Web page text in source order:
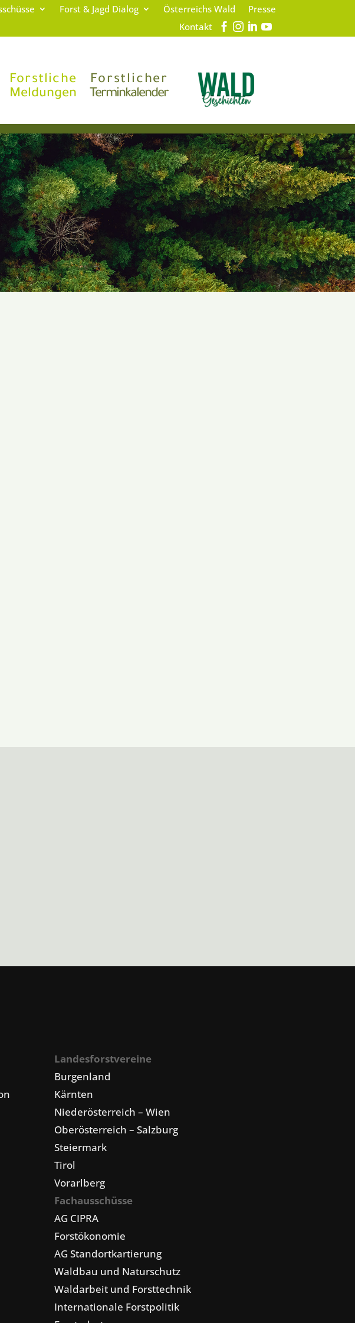
Forst & Jagd Dialog Österreichs Wald
Presse
Kontakt
Forstliche
Meldungen
Forstlicher
Terminkalender
Landesforstvereine
Burgenland
Kärnten
Niederösterreich – Wien
Oberösterreich – Salzburg
Steiermark
Tirol
Vorarlberg
Fachausschüsse
AG CIPRA
Forstökonomie
AG Standortkartierung
Waldbau und Naturschutz
Waldarbeit und Forsttechnik
Internationale Forstpolitik